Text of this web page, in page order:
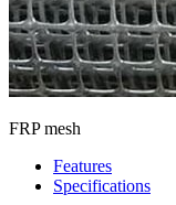
FRP mesh
Features
Specifications